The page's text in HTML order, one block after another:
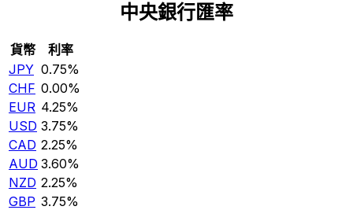
中央銀行匯率
貨幣
利率
JPY 0.75%
CHF 0.00%
EUR 4.25%
USD 3.75%
CAD 2.25%
AUD 3.60%
NZD 2.25%
GBP 3.75%